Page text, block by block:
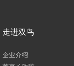
走进双鸟
企业介绍